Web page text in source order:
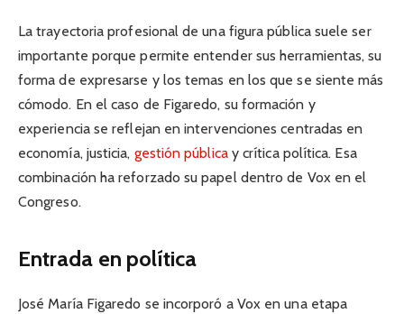
La trayectoria profesional de una figura pública suele ser
importante porque permite entender sus herramientas, su
forma de expresarse y los temas en los que se siente más
cómodo. En el caso de Figaredo, su formación y
experiencia se reflejan en intervenciones centradas en
economía, justicia, gestión públicay crítica política. Esa
combinación ha reforzado su papel dentro de Vox en el
Congreso.
Entrada en política
José María Figaredo se incorporó a Vox en una etapa